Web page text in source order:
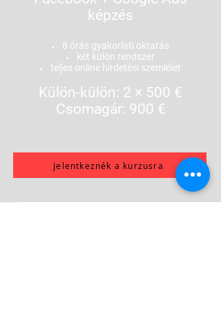
érdeklődő beszélgetés induljon.
Melyik platformokra
fókuszálunk?
Arra, ami a vállalkozásod
típusához és az erőforrásaidhoz
Mennyi ideig tart a képzés?
A fő alkalom 4 órás, online
képzés
8 órás gyakorlati oktatás
két külön rendszer
teljes online hirdetési szemlélet
Külön-külön: 2 × 500 €
Csomagár: 900 €
Jelentkeznék a kurzusra